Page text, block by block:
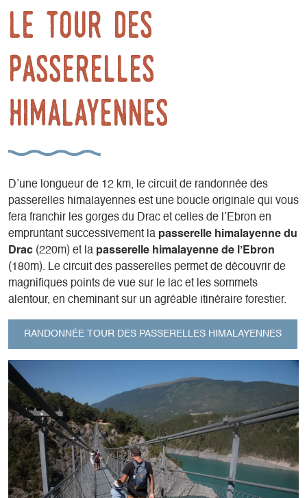
Le tour des
passerelles
himalayennes
D’une longueur de 12 km, le circuit de randonnée des
passerelles himalayennes est une boucle originale qui vous
fera franchir les gorges du Drac et celles de l’Ebron en
empruntant successivement la passerelle himalayenne du
Drac (220m) et la passerelle himalayenne de l’Ebron
(180m). Le circuit des passerelles permet de découvrir de
magnifiques points de vue sur le lac et les sommets
alentour, en cheminant sur un agréable itinéraire forestier.
RANDONNÉE TOUR DES PASSERELLES HIMALAYENNES